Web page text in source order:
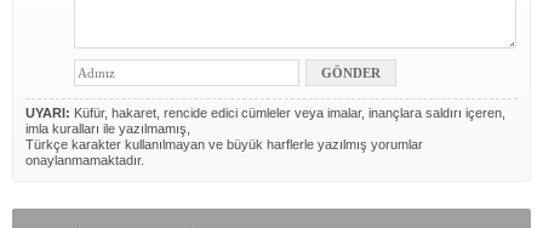
UYARI: Küfür, hakaret, rencide edici cümleler veya imalar, inançlara saldırı içeren,
imla kuralları ile yazılmamış,
Türkçe karakter kullanılmayan ve büyük harflerle yazılmış yorumlar
onaylanmamaktadır.